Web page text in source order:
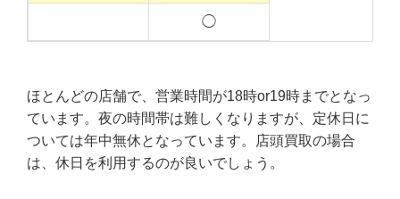
◯
ほとんどの店舗で、営業時間が18時or19時までとなっ
ています。夜の時間帯は難しくなりますが、定休日に
ついては年中無休となっています。店頭買取の場合
は、休日を利用するのが良いでしょう。